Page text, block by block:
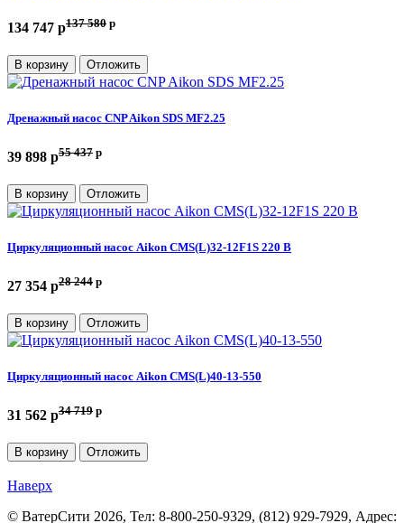
134 747 p137 580 p
В корзину Отложить
Дренажный насос CNP Aikon SDS MF2.25
39 898 p55 437 p
В корзину Отложить
Циркуляционный насос Aikon CMS(L)32-12F1S 220 В
27 354 p28 244 p
В корзину Отложить
Циркуляционный насос Aikon CMS(L)40-13-550
31 562 p34 719 p
В корзину Отложить
Наверх
© ВатерСити 2026, Тел: 8-800-250-9329, (812) 929-7929, Адрес: